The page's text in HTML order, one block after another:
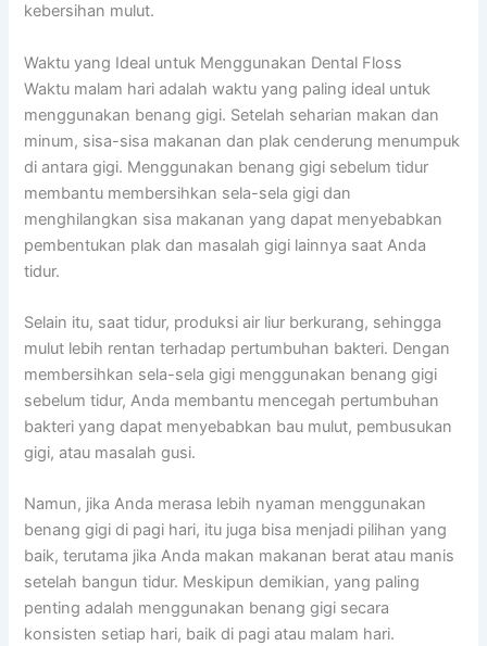
kebersihan mulut.
Waktu yang Ideal untuk Menggunakan Dental Floss
Waktu malam hari adalah waktu yang paling ideal untuk
menggunakan benang gigi. Setelah seharian makan dan
minum, sisa-sisa makanan dan plak cenderung menumpuk
di antara gigi. Menggunakan benang gigi sebelum tidur
membantu membersihkan sela-sela gigi dan
menghilangkan sisa makanan yang dapat menyebabkan
pembentukan plak dan masalah gigi lainnya saat Anda
tidur.
Selain itu, saat tidur, produksi air liur berkurang, sehingga
mulut lebih rentan terhadap pertumbuhan bakteri. Dengan
membersihkan sela-sela gigi menggunakan benang gigi
sebelum tidur, Anda membantu mencegah pertumbuhan
bakteri yang dapat menyebabkan bau mulut, pembusukan
gigi, atau masalah gusi.
Namun, jika Anda merasa lebih nyaman menggunakan
benang gigi di pagi hari, itu juga bisa menjadi pilihan yang
baik, terutama jika Anda makan makanan berat atau manis
setelah bangun tidur. Meskipun demikian, yang paling
penting adalah menggunakan benang gigi secara
konsisten setiap hari, baik di pagi atau malam hari.